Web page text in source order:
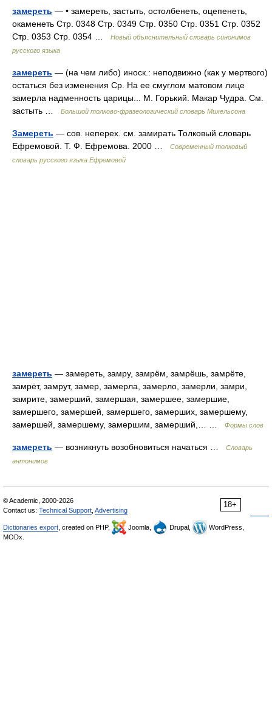
замереть — • замереть, застыть, остолбенеть, оцепенеть,
окаменеть Стр. 0348 Стр. 0349 Стр. 0350 Стр. 0351 Стр. 0352
Стр. 0353 Стр. 0354 …
Новый объяснительный словарь синонимов
русского языка
замереть — (на чем либо) иноск.: неподвижно (как у мертвого)
остаться без изменения Ср. На ее смуглом матовом лице
замерла надменность царицы... М. Горький. Макар Чудра. См.
застыть …
Большой толково-фразеологический словарь Михельсона
Замереть — сов. неперех. см. замирать Толковый словарь
Ефремовой. Т. Ф. Ефремова. 2000 …
Современный толковый
словарь русского языка Ефремовой
замереть — замереть, замру, замрём, замрёшь, замрёте,
замрёт, замрут, замер, замерла, замерло, замерли, замри,
замрите, замерший, замершая, замершее, замершие,
замершего, замершей, замершего, замерших, замершему,
замершей, замершему, замершим, замерший,… …
Формы слов
замереть — возникнуть возобновиться начаться …
Словарь
антонимов
18+
© Academic, 2000-2026
Contact us: Technical Support Advertising
Dictionaries export , created on PHP, Joomla, Drupal,
WordPress,
MODx.